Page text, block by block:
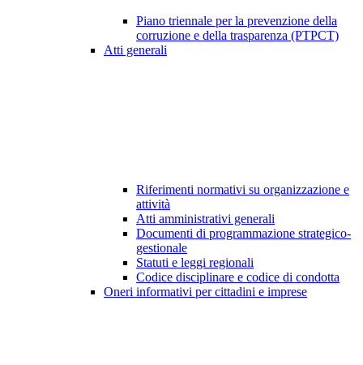
Piano triennale per la prevenzione della
corruzione e della trasparenza (PTPCT)
Atti generali
Riferimenti normativi su organizzazione e
attività
Atti amministrativi generali
Documenti di programmazione strategico-
gestionale
Statuti e leggi regionali
Codice disciplinare e codice di condotta
Oneri informativi per cittadini e imprese